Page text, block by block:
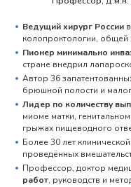
Ведущий хирург России
колопроктологии, общей
Пионер минимально
стране внедрил
Автор 36
брюшной полости и
Лидер по количеству
миоме матки,
грыжах пищеводного
Более 30 лет
проведённых
Профессор, доктор
работ, руководств и